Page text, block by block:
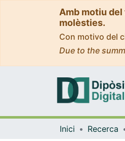
Amb motiu
molèsties.
Con motivo del
Due to the
Inici Recerca